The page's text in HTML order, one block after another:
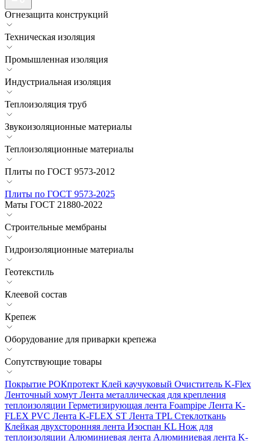
Огнезащита конструкций
Техническая изоляция
Промышленная изоляция
Индустриальная изоляция
Теплоизоляция труб
Звукоизоляционные материалы
Теплоизоляционные материалы
Плиты по ГОСТ 9573-2012
Плиты по ГОСТ 9573-2025
Маты ГОСТ 21880-2022
Строительные мембраны
Гидроизоляционные материалы
Геотекстиль
Клеевой состав
Крепеж
Оборудование для приварки крепежа
Сопутствующие товары
Покрытие РОКпротект Клей каучуковый Очиститель K-Flex
Ленточный хомут Лента металлическая для крепления
теплоизоляции Герметизирующая лента Foampipe Лента K-
FLEX PVC Лента K-FLEX ST Лента TPL Стеклоткань
Клейкая двухсторонняя лента Изоспан KL Нож для
теплоизоляции Алюминиевая лента Алюминиевая лента K-